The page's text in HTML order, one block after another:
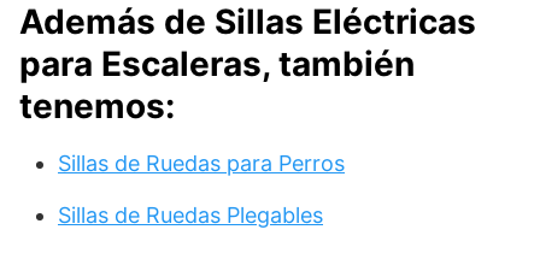
Además de Sillas Eléctricas
para Escaleras, también
tenemos:
Sillas de Ruedas para Perros
Sillas de Ruedas Plegables